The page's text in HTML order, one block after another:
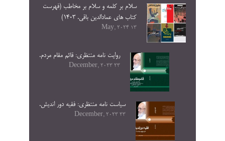
سلام بر کلمه و سلام بر مخاطب (فهرست
کتاب های عمادالدین باقی. ۱۴۰۳)
13 May, 2024
روایت نامه منتظری: قائم مقام مردم.
23 December, 2023
سیاست نامه منتظری: فقیه دور اندیش.
23 December, 2023